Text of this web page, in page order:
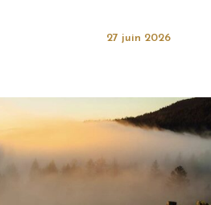
27 juin 2026